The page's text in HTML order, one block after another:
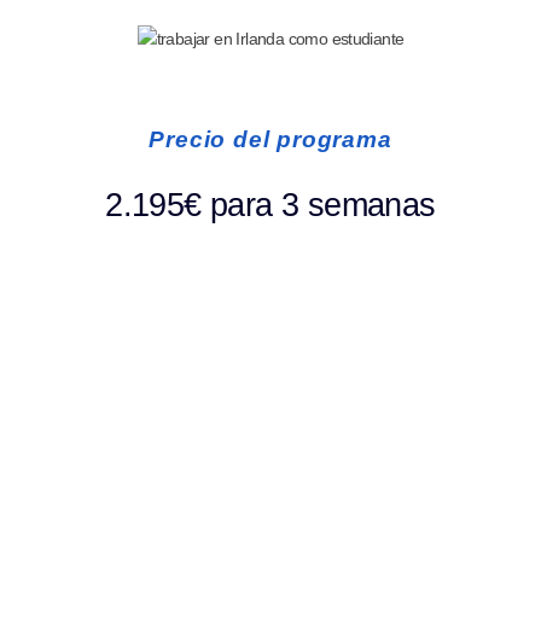
Precio del programa
2.195€ para 3 semanas